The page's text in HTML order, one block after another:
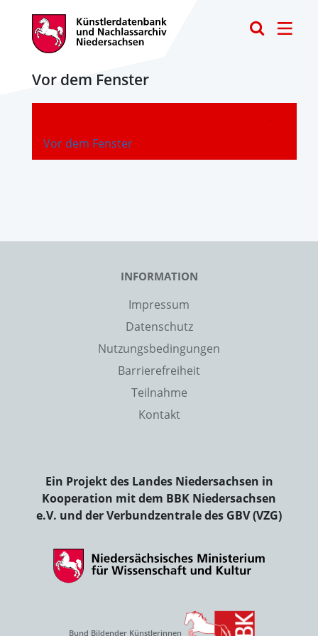
Vor dem Fenster
Vor dem Fenster
-
INFORMATION
Impressum
Datenschutz
Nutzungsbedingungen
Barrierefreiheit
Teilnahme
Kontakt
Ein Projekt des Landes Niedersachsen in
Kooperation mit dem BBK Niedersachsen
e.V. und der Verbundzentrale des GBV (VZG)
Bund Bildender Künstlerinnen